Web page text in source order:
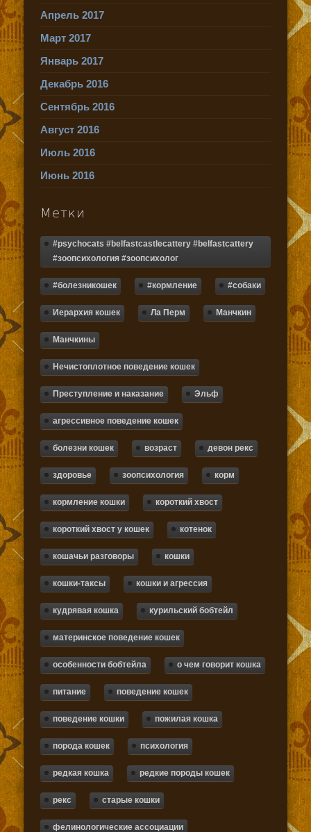
Апрель 2017
Март 2017
Январь 2017
Декабрь 2016
Сентябрь 2016
Август 2016
Июль 2016
Июнь 2016
Метки
#psychocats #belfastcastlecattery #belfastcattery
#зоопсихология #зоопсихолог
#болезникошек #кормление #собаки
Иерархия кошек Ла Перм Манчкин
Манчкины
Нечистоплотное поведение кошек
Преступление и наказание Эльф
агрессивное поведение кошек
болезни кошек возраст девон рекс
здоровье зоопсихология корм
кормление кошки короткий хвост
короткий хвост у кошек котенок
кошачьи разговоры кошки
кошки-таксы кошки и агрессия
кудрявая кошка курильский бобтейл
материнское поведение кошек
особенности бобтейла о чем говорит кошка
питание поведение кошек
поведение кошки пожилая кошка
порода кошек психология
редкая кошка редкие породы кошек
рекс старые кошки
фелинологические ассоциации